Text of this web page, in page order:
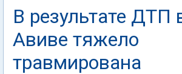
В результате ДТП
Авиве тяжело
травмирована